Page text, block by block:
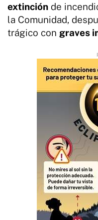
extinción de
la Comunidad,
trágico con graves